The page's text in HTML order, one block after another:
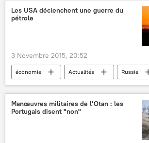
opposition modérée
coordination
coopération
Les USA déclenchent une guerre du
pétrole
3 Novembre 2015, 20:52
économie Actualités
Russie
États-Unis
Iran
Arabie Saoudite
pétrole
Chute des prix du pétrole (2016)
Manœuvres militaires de l’Otan : les
Portugais disent "non"